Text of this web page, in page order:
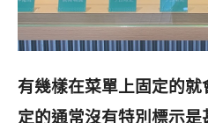
有幾樣在菜單上固定的
定的通常沒有特別標示